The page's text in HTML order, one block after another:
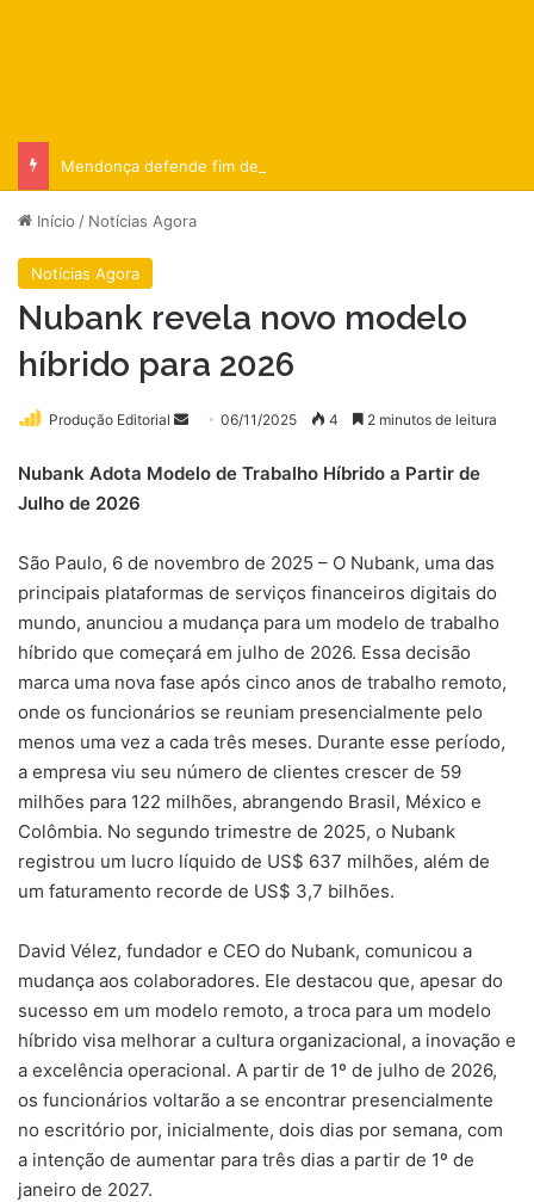
Mendonça defende fim de decisões monocráticas no STF
Início / Notícias Agora
Notícias Agora
Nubank revela novo modelo
híbrido para 2026
Produção Editorial
Mande
e-
06/11/2025 4 2 minutos de leitura
Nubank Adota Modelo de Trabalho Híbrido a Partir de
Julho de 2026
São Paulo, 6 de novembro de 2025 – O Nubank, uma das
principais plataformas de serviços financeiros digitais do
mundo, anunciou a mudança para um modelo de trabalho
híbrido que começará em julho de 2026. Essa decisão
marca uma nova fase após cinco anos de trabalho remoto,
onde os funcionários se reuniam presencialmente pelo
menos uma vez a cada três meses. Durante esse período,
a empresa viu seu número de clientes crescer de 59
milhões para 122 milhões, abrangendo Brasil, México e
Colômbia. No segundo trimestre de 2025, o Nubank
registrou um lucro líquido de US$ 637 milhões, além de
um faturamento recorde de US$ 3,7 bilhões.
David Vélez, fundador e CEO do Nubank, comunicou a
mudança aos colaboradores. Ele destacou que, apesar do
sucesso em um modelo remoto, a troca para um modelo
híbrido visa melhorar a cultura organizacional, a inovação e
a excelência operacional. A partir de 1º de julho de 2026,
os funcionários voltarão a se encontrar presencialmente
no escritório por, inicialmente, dois dias por semana, com
a intenção de aumentar para três dias a partir de 1º de
janeiro de 2027.